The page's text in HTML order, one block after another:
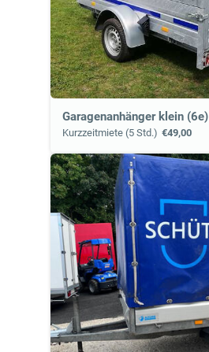
Garagenanhänger klein (6e)
Kurzzeitmiete (5 Std.) €49,00